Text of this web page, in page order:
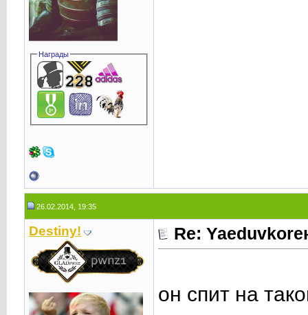
Награды
26.02.2014, 19:35
Destiny! Re:
он спит на